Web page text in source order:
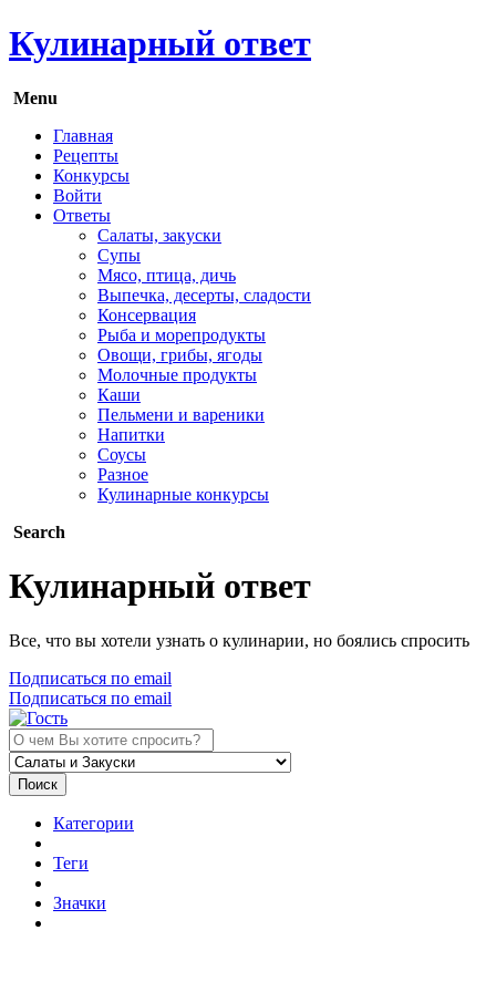
Кулинарный ответ
Menu
Главная
Рецепты
Конкурсы
Войти
Ответы
Салаты, закуски
Супы
Мясо, птица, дичь
Выпечка, десерты, сладости
Консервация
Рыба и морепродукты
Овощи, грибы, ягоды
Молочные продукты
Каши
Пельмени и вареники
Напитки
Соусы
Разное
Кулинарные конкурсы
Search
Кулинарный ответ
Все, что вы хотели узнать о кулинарии, но боялись спросить
Подписаться по email
Подписаться по email
Поиск
Категории
Теги
Значки